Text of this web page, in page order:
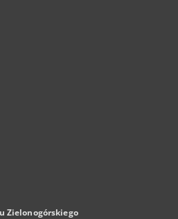
Zielonogórskiego